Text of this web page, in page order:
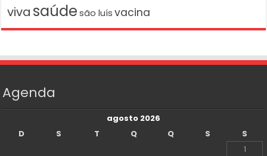
viva saúde são luís vacina
Agenda
agosto 2026
D
S T Q Q S
S
1